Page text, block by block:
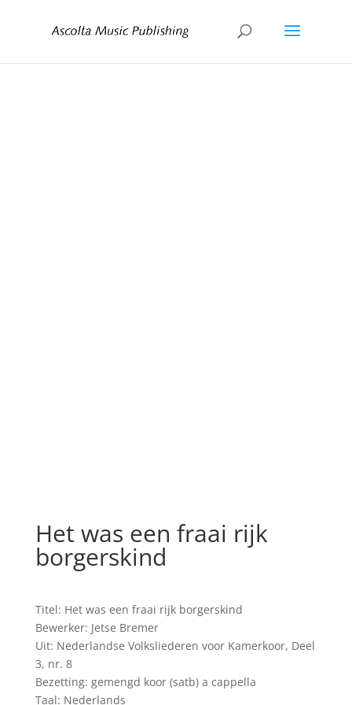
Het was een fraai rijk
borgerskind
Titel: Het was een fraai rijk borgerskind
Bewerker: Jetse Bremer
Uit: Nederlandse Volksliederen voor Kamerkoor, Deel
3, nr. 8
Bezetting: gemengd koor (satb) a cappella
Taal: Nederlands